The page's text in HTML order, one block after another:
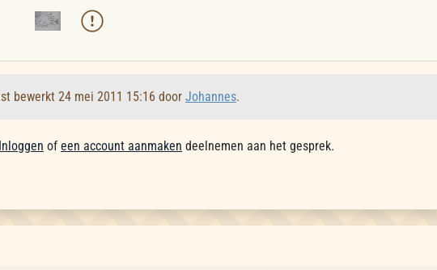
bewerkt 24 mei 2011 15:16 door Johannes.
Inloggen of een account aanmaken deelnemen aan het gesprek.